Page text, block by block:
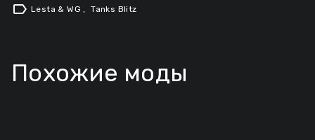
label Lesta & WG, Tanks Blitz
Похожие моды